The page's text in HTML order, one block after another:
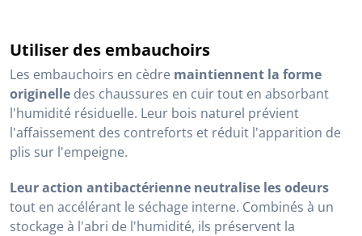
Utiliser des embauchoirs
Les embauchoirs en cèdre maintiennent la forme
originelle des chaussures en cuir tout en absorbant
l'humidité résiduelle. Leur bois naturel prévient
l'affaissement des contreforts et réduit l'apparition de
plis sur l'empeigne.
Leur action antibactérienne neutralise les odeurs
tout en accélérant le séchage interne. Combinés à un
stockage à l'abri de l'humidité, ils préservent la